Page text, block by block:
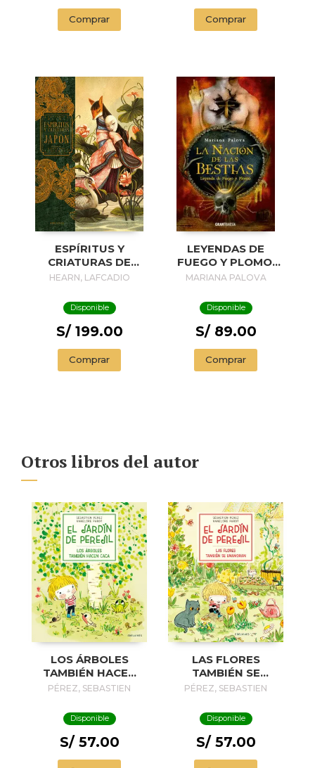
Comprar Comprar
ESPÍRITUS Y
CRIATURAS DE
JAPÓN
HEARN, LAFCADIO
Disponible
S/ 199.00
Comprar
LEYENDAS DE
FUEGO Y PLOMO:
LA NACIÓN DE LAS
MARIANA PALOVA
Disponible
S/ 89.00
Comprar
Otros libros del autor
LOS ÁRBOLES
TAMBIÉN HACEN
CACA
PÉREZ, SEBASTIEN
Disponible
S/ 57.00
LAS FLORES
TAMBIÉN SE
ENAMORAN
PÉREZ, SEBASTIEN
Disponible
S/ 57.00